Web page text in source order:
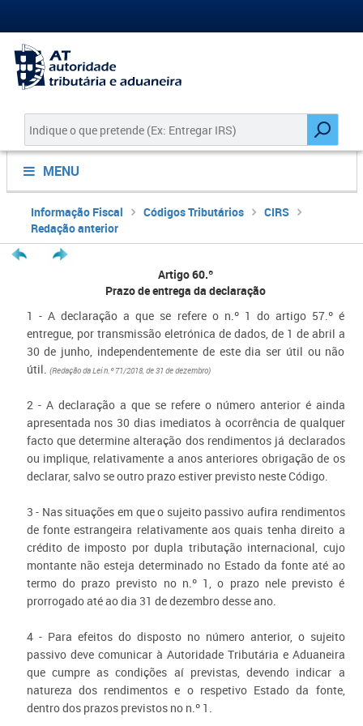
MENU
Informação Fiscal Códigos Tributários
CIRS
Redação anterior
Artigo 60.º
Prazo de entrega da declaração
1 - A declaração a que se refere o n.º 1 do artigo 57.º é
entregue, por transmissão eletrónica de dados, de 1 de abril a
30 de junho, independentemente de este dia ser útil ou não
útil. (Redação da Lei n.º 71/2018, de 31 de dezembro)
2 - A declaração a que se refere o número anterior é ainda
apresentada nos 30 dias imediatos à ocorrência de qualquer
facto que determine alteração dos rendimentos já declarados
ou implique, relativamente a anos anteriores obrigação de os
declarar, salvo se outro prazo estiver previsto neste Código.
3 - Nas situações em que o sujeito passivo aufira rendimentos
de fonte estrangeira relativamente aos quais tenha direito a
crédito de imposto por dupla tributação internacional, cujo
montante não esteja determinado no Estado da fonte até ao
termo do prazo previsto no n.º 1, o prazo nele previsto é
prorrogado até ao dia 31 de dezembro desse ano.
4 - Para efeitos do disposto no número anterior, o sujeito
passivo deve comunicar à Autoridade Tributária e Aduaneira
que cumpre as condições aí previstas, devendo indicar a
natureza dos rendimentos e o respetivo Estado da fonte,
dentro dos prazos previstos no n.º 1.